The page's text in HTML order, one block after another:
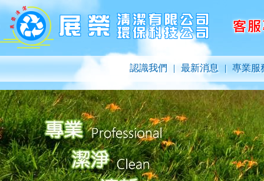
認識我們 | 最新消息 | 專業服